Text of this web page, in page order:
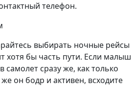
телефон.
выбирать ночные рейсы
хотя бы часть пути. Если малыш
самолет сразу же, как только
он бодр и активен, всходите